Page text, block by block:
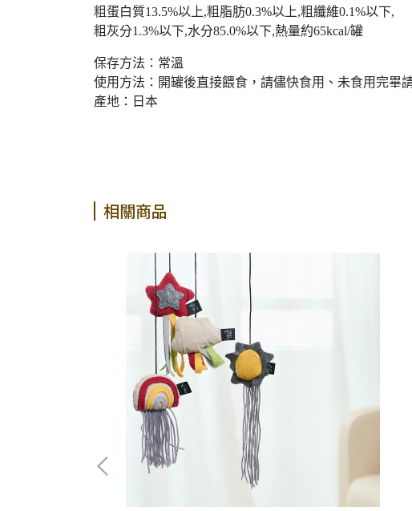
粗蛋白質13.5%以上,粗脂肪0.3%以上,粗纖維0.1%以下,
粗灰分1.3%以下,水分85.0%以下,熱量約65kcal/罐
保存方法：常溫
使用方法：開罐後直接餵食，請儘快食用、未食用完畢
產地：日本
相關商品